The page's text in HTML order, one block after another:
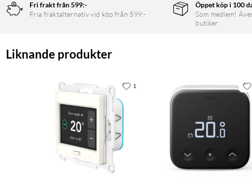
Dubbla givare för precis mätning
Ställ in dag- och nattsänkning för att automatiskt sänka temperaturen
Plejd Gateway GWY-01) justeras värmen automatiskt under längre
produkter via Bluetooth mesh-teknik och kan styras via Amazon Alexa,
Nätspänning: 230 V (AC), 50 Hz
IP-klass: IP20
Fri frakt från 599:-
Fria fraktalternativ vid köp från 599:-
Öppet köp i 100
Som medlem!
butiker
Liknande produkter
1